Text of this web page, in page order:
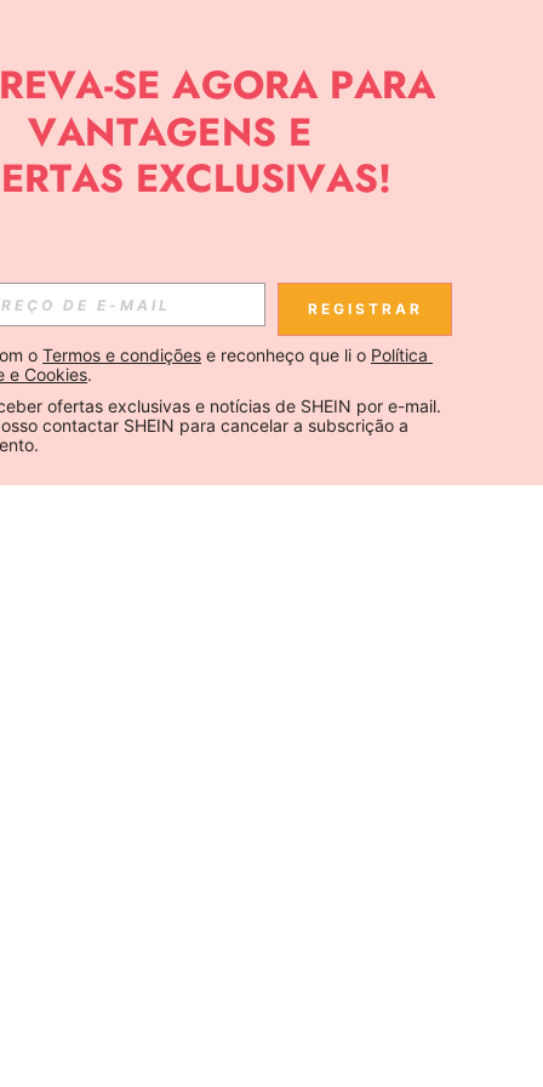
REGISTRAR
o Termos e condições e reconheço que li o Política
e Cookies.
ofertas exclusivas e notícias de SHEIN por e-mail.
contactar SHEIN para cancelar a subscrição a